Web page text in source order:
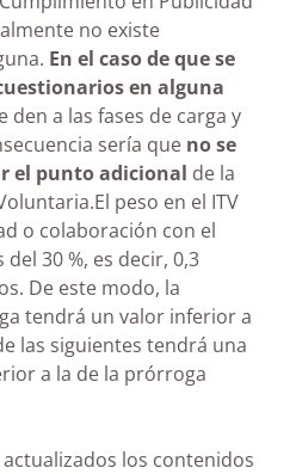
no existe
En el caso de que se
en alguna
den a las fases de carga y
sería que no se
el punto adicional de la
peso en el ITV
o colaboración con el
30 %, es decir, 0,3
De este modo, la
tendrá un valor inferior a
las siguientes tendrá una
a la de la prórroga
los contenidos